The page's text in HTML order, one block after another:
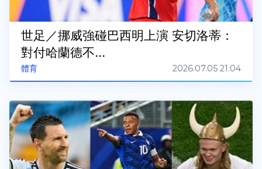
體育
世足／挪威強碰巴西明上演 安切洛蒂：
對付哈蘭德不...
2026.07.05 21:04